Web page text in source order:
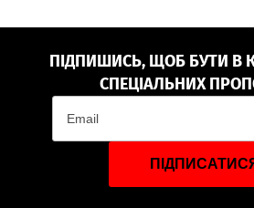
ПІДПИШИСЬ, ЩОБ БУТИ В
СПЕЦІАЛЬНИХ